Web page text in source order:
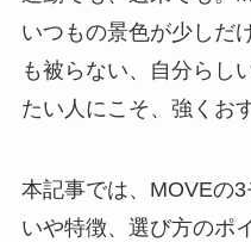
いつもの景色が少しだ
も被らない、自分らし
たい人にこそ、強くお
本記事では、MOVEの
いや特徴、選び方のポ